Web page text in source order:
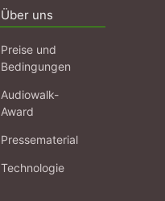
Über uns
Preise und
Bedingungen
Audiowalk-
Award
Pressematerial
Technologie